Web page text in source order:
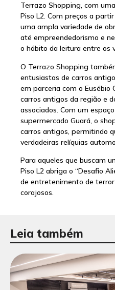
Terrazo Shopping, com
Piso L2. Com preços a
uma ampla variedade de
até empreendedorismo e
o hábito da leitura entre os
O Terrazo Shopping
entusiastas de carros
em parceria com o Eusébio
carros antigos da região e
associados. Com um
supermercado Guará, o
carros antigos, permitindo
verdadeiras relíquias
Para aqueles que buscam
Piso L2 abriga o “Desafio
de entretenimento de
corajosos.
Leia também